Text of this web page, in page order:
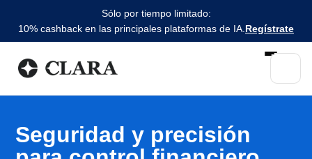
Sólo por tiempo limitado:
10% cashback en las principales plataformas de IA. Regístrate
Seguridad y precisión